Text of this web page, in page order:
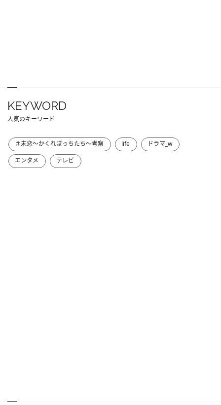
KEYWORD
人気のキーワード
＃未恋～かくれぼっちたち～考察 life
ドラマ_w
エンタメ
テレビ